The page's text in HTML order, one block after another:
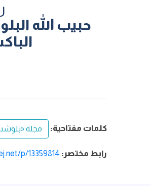
حبیب الله
كلمات مفتاحية: مجلة
رابط مختصر: p/13359814